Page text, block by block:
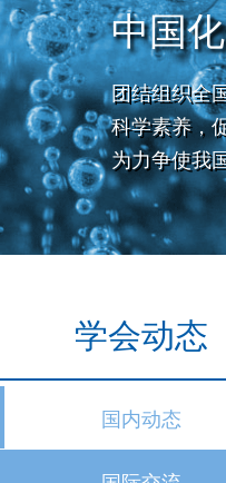
中国
团结组织全
科学素养，
为力争使我
学会动态
国内动态